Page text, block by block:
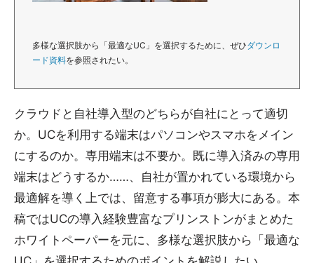
多様な選択肢から「最適なUC」を選択するために、ぜひダウンロ
ード資料を参照されたい。
クラウドと自社導入型のどちらが自社にとって適切
か。UCを利用する端末はパソコンやスマホをメイン
にするのか。専用端末は不要か。既に導入済みの専用
端末はどうするか……、自社が置かれている環境から
最適解を導く上では、留意する事項が膨大にある。本
稿ではUCの導入経験豊富なプリンストンがまとめた
ホワイトペーパーを元に、多様な選択肢から「最適な